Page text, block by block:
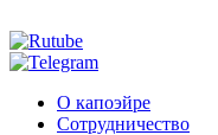
О капоэйре
Сотрудничество